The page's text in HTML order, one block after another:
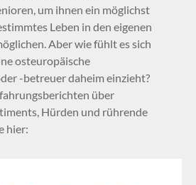
um ihnen ein möglichst
Leben in den eigenen
Aber wie fühlt es sich
osteuropäische
-betreuer daheim einzieht?
über
Hürden und rührende
hier: